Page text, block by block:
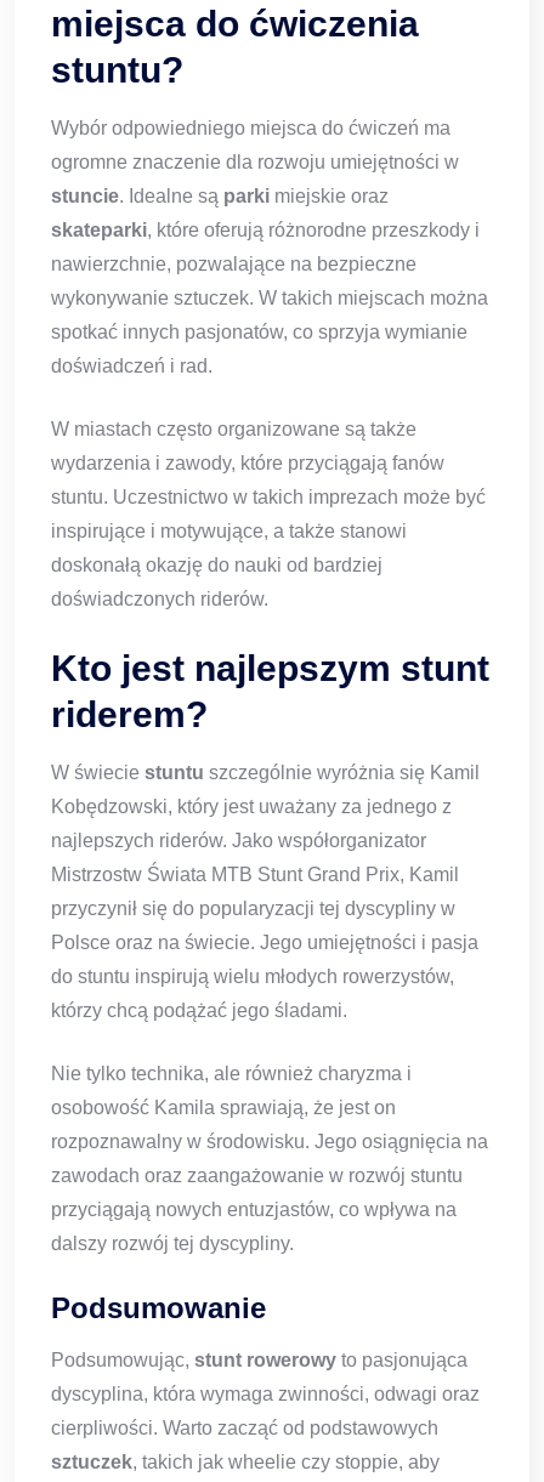
miejsca do ćwiczenia
stuntu?
Wybór odpowiedniego miejsca do ćwiczeń ma
ogromne znaczenie dla rozwoju umiejętności w
stuncie. Idealne są parki miejskie oraz
skateparki, które oferują różnorodne przeszkody i
nawierzchnie, pozwalające na bezpieczne
wykonywanie sztuczek. W takich miejscach można
spotkać innych pasjonatów, co sprzyja wymianie
doświadczeń i rad.
W miastach często organizowane są także
wydarzenia i zawody, które przyciągają fanów
stuntu. Uczestnictwo w takich imprezach może być
inspirujące i motywujące, a także stanowi
doskonałą okazję do nauki od bardziej
doświadczonych riderów.
Kto jest najlepszym stunt
riderem?
W świecie stuntu szczególnie wyróżnia się Kamil
Kobędzowski, który jest uważany za jednego z
najlepszych riderów. Jako współorganizator
Mistrzostw Świata MTB Stunt Grand Prix, Kamil
przyczynił się do popularyzacji tej dyscypliny w
Polsce oraz na świecie. Jego umiejętności i pasja
do stuntu inspirują wielu młodych rowerzystów,
którzy chcą podążać jego śladami.
Nie tylko technika, ale również charyzma i
osobowość Kamila sprawiają, że jest on
rozpoznawalny w środowisku. Jego osiągnięcia na
zawodach oraz zaangażowanie w rozwój stuntu
przyciągają nowych entuzjastów, co wpływa na
dalszy rozwój tej dyscypliny.
Podsumowanie
Podsumowując, stunt rowerowy to pasjonująca
dyscyplina, która wymaga zwinności, odwagi oraz
cierpliwości. Warto zacząć od podstawowych
sztuczek, takich jak wheelie czy stoppie, aby